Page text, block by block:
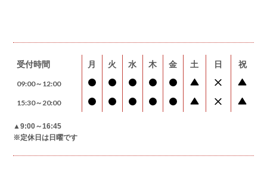
受付時間 月 火 水 木 金 土 日 祝
09:00～12:00
15:30～20:00
▲9:00～16:45
※定休日は日曜です